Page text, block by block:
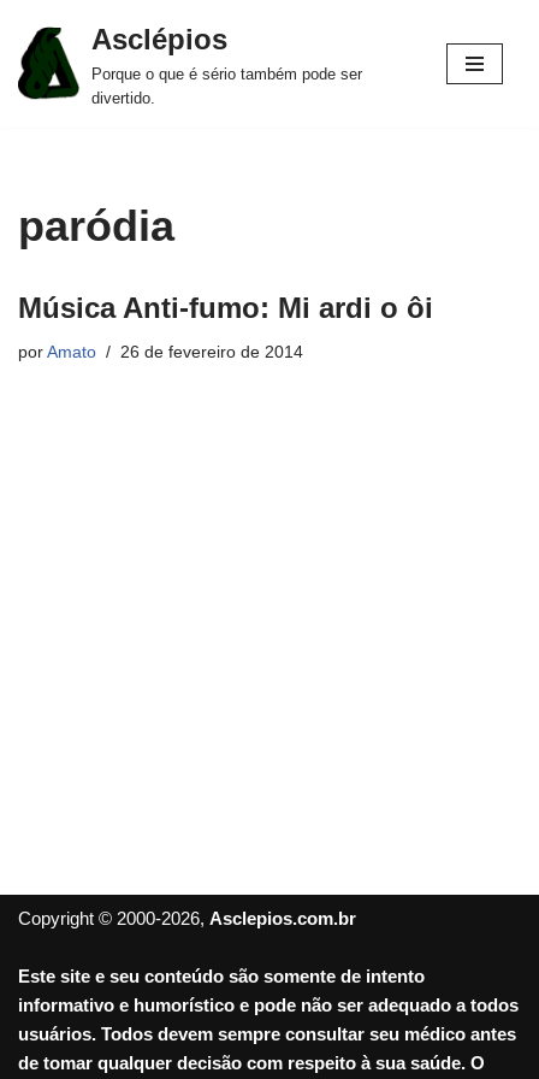
Pular
para
Asclépios
Porque o que é sério também pode ser
divertido.
paródia
Música Anti-fumo: Mi ardi o ôi
por Amato 26 de fevereiro de 2014
Copyright © 2000-2026, Asclepios.com.br
Este site e seu conteúdo são somente de intento
informativo e humorístico e pode não ser adequado a todos
usuários. Todos devem sempre consultar seu médico antes
de tomar qualquer decisão com respeito à sua saúde. O